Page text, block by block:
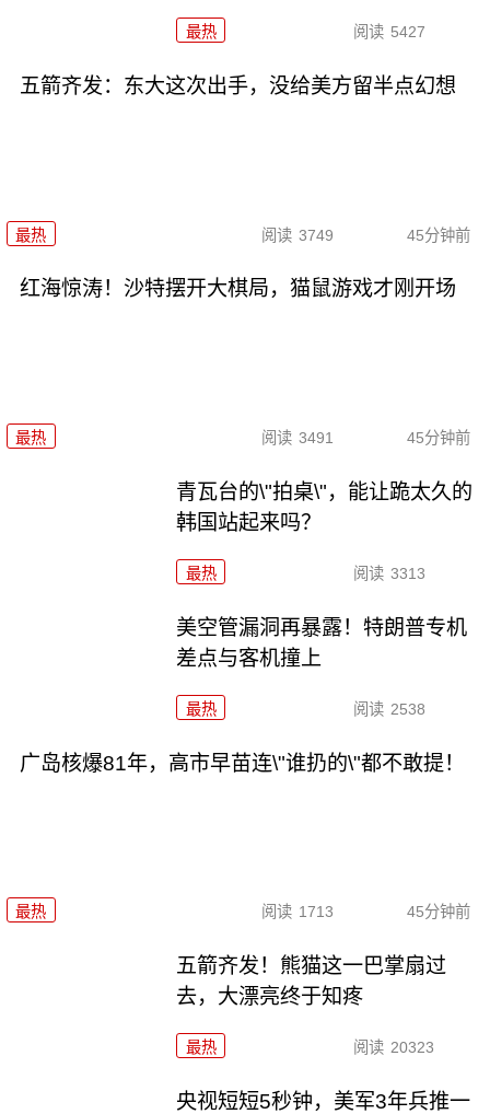
最热 阅读 5427
五箭齐发：东大这次出手，没给美方留半点幻想
最热 阅读 3749 45分钟前
红海惊涛！沙特摆开大棋局，猫鼠游戏才刚开场
最热 阅读 3491 45分钟前
青瓦台的\"拍桌\"，能让跪太久的
韩国站起来吗？
最热 阅读 3313
美空管漏洞再暴露！特朗普专机
差点与客机撞上
最热 阅读 2538
广岛核爆81年，高市早苗连\"谁扔的\"都不敢提！
最热 阅读 1713 45分钟前
五箭齐发！熊猫这一巴掌扇过
去，大漂亮终于知疼
最热 阅读 20323
央视短短5秒钟，美军3年兵推一